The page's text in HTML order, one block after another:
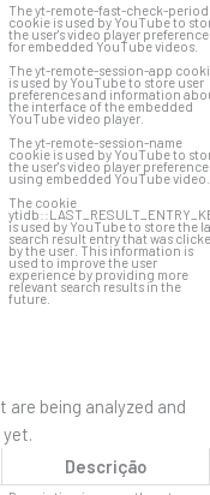
The yt-remote-fast-check-period
cookie is used by YouTube to
the user's video player
for embedded YouTube videos.
The yt-remote-session-app
is used by YouTube to store user
preferences and information
the interface of the embedded
YouTube video player.
The yt-remote-session-name
cookie is used by YouTube to
the user's video player
using embedded YouTube video.
The cookie
is used by YouTube to store the
search result entry that was
by the user. This information is
used to improve the user
experience by providing more
relevant search results in the
future.
being analyzed and
Descrição